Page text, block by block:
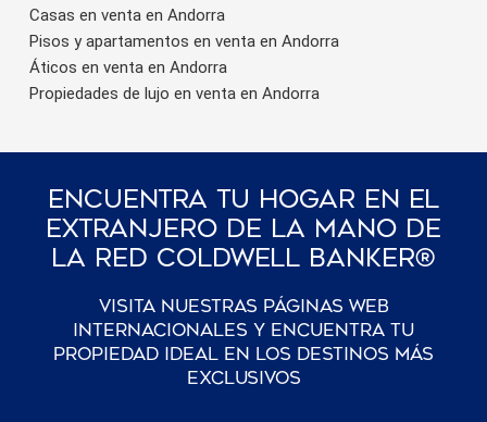
Casas en venta en Andorra
Pisos y apartamentos en venta en Andorra
Áticos en venta en Andorra
Propiedades de lujo en venta en Andorra
Encuentra Tu Hogar En El
Extranjero De La Mano De
La Red Coldwell Banker®
Visita nuestras páginas web
internacionales y encuentra tu
propiedad ideal en los destinos más
exclusivos